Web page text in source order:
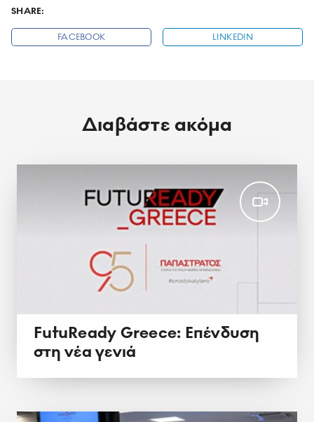
SHARE:
FACEBOOK LINKEDIN
Διαβάστε ακόμα
FutuReady Greece: Επένδυση
στη νέα γενιά